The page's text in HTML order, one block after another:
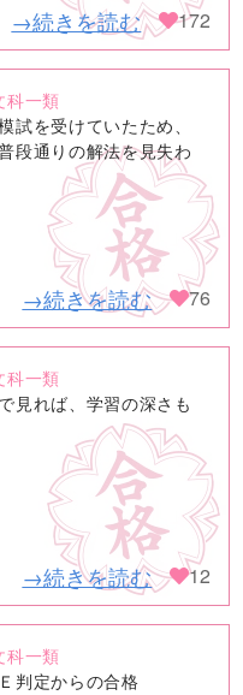
→続きを読む 172
科一類
試を受けていたため、
段通りの解法を見失わ
→続きを読む 76
科一類
見れば、学習の深さも
→続きを読む 12
科一類
判定からの合格